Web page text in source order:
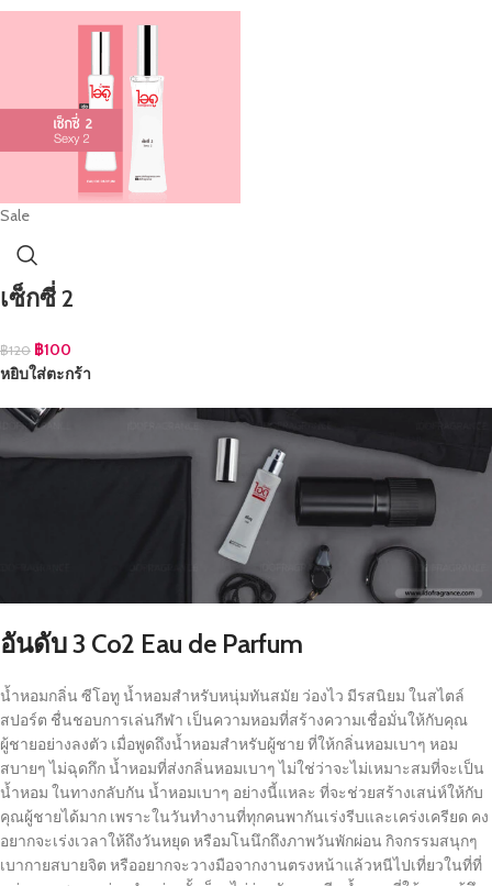
Sale
เซ็กซี่ 2
฿120 ฿100
หยิบใส่ตะกร้า
อันดับ3 Co2 Eau de Parfum
น้ำหอมกลิ่น ซีโอทู น้ำหอมสำหรับหนุ่มทันสมัย ว่องไว มีรสนิยม ในสไตล์
สปอร์ต ชื่นชอบการเล่นกีฬา เป็นความหอมที่สร้างความเชื่อมั่นให้กับคุณ
ผู้ชายอย่างลงตัว เมื่อพูดถึงน้ำหอมสำหรับผู้ชาย ที่ให้กลิ่นหอมเบาๆ หอม
สบายๆ ไม่ฉุดกึก น้ำหอมที่ส่งกลิ่นหอมเบาๆ ไม่ใช่ว่าจะไม่เหมาะสมที่จะเป็น
น้ำหอม ในทางกลับกัน น้ำหอมเบาๆ อย่างนี้แหละ ที่จะช่วยสร้างเสน่ห์ให้กับ
คุณผู้ชายได้มาก เพราะในวันทำงานที่ทุกคนพากันเร่งรีบและเคร่งเครียด คง
อยากจะเร่งเวลาให้ถึงวันหยุด หรือมโนนึกถึงภาพวันพักผ่อน กิจกรรมสนุกๆ
เบากายสบายจิต หรืออยากจะวางมือจากงานตรงหน้าแล้วหนีไปเที่ยวในที่ที่